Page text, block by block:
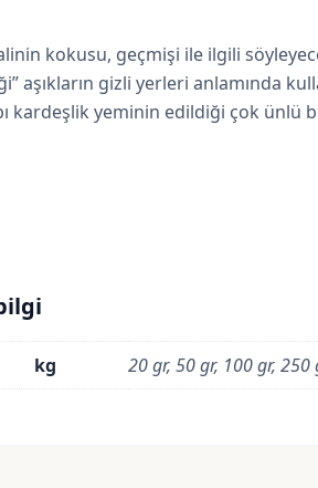
kokusu, geçmişi ile ilgili
aşıkların gizli yerleri anlamında
kardeşlik yeminin edildiği çok ünlü
kg 20 gr, 50 gr, 100 gr, 250